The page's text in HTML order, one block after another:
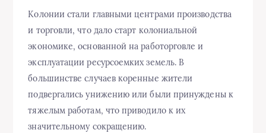
Колонии стали главными центрами производства
и торговли, что дало старт колониальной
экономике, основанной на работорговле и
эксплуатации ресурсоемких земель. В
большинстве случаев коренные жители
подвергались унижению или были принуждены к
тяжелым работам, что приводило к их
значительному сокращению.